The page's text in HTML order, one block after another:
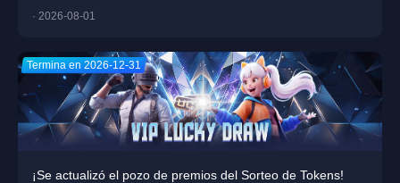
· 2026-08-01
Termina en 2026-12-31
¡Se actualizó el pozo de premios del Sorteo de Tokens!